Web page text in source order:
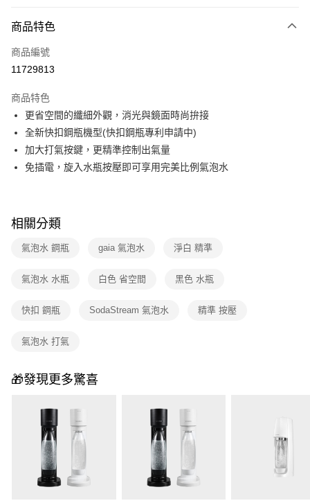
3 期 0 利率 每期
合作金庫商業銀行
上海商業儲蓄銀行
臺灣中小企業銀行
匯豐（台灣）商業銀行
華泰商業銀行
聯邦商業銀行
遠東國際商業銀行
元大商業銀行
永豐商業銀行
玉山商業銀行
星展（台灣）商業銀行
合作金庫商業銀行
上海商業儲蓄銀行
國泰世華商業銀行
兆豐國際商業銀行
匯豐（台灣）商業銀行
華泰商業銀行
聯邦商業銀行
遠東國際商業銀行
元大商業銀行
永豐商業銀行
即享券
LINE Pay
Apple Pay
街口支付
Google Pay
運送方式
宅配
每筆NT$100，滿NT$999(含以上)免運費
商品特色
商品編號
11729813
商品特色
更省空間的纖細外觀，消光與鏡面時尚拚接
全新快扣鋼瓶機型(快扣鋼瓶專利申請中)
加大打氣按鍵，更精準控制出氣量
免插電，旋入水瓶按壓即可享用完美比例氣泡水
相關分類
氣泡水 鋼瓶 gaia 氣泡水 淨白 精準
氣泡水 水瓶 白色 省空間 黑色 水瓶
快扣 鋼瓶 SodaStream 氣泡水 精準 按壓
氣泡水 打氣
🎁發現更多驚喜